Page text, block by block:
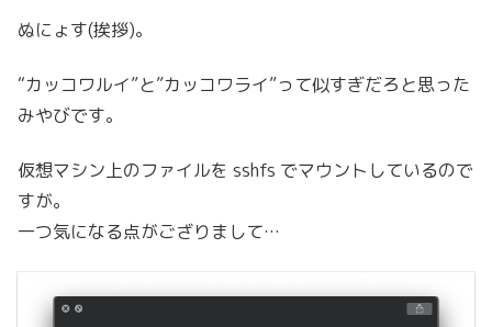
ぬにょす(挨拶)。
“カッコワルイ”と”カッコワライ”って似すぎだろと思った
みやびです。
仮想マシン上のファイルを sshfs でマウントしているので
すが。
一つ気になる点がござりまして…